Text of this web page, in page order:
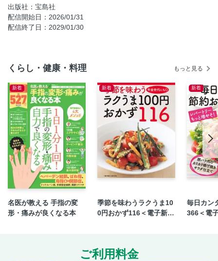
万能な収納を叶える日用品 魅力たっぷりなカゴの活用術
暮らし上手なインフルエンサーに聞いた ５大人気ブランド
の賢い名品
暮らしに役立つ“プチストレス”や“なんとなく不便”を解消す
るモノ
全国のショップスタッフのお墨付き プロが教えるとってお
き民藝品
素敵な人を夢中にさせる愛用品
出版社：宝島社
配信開始日：2026/01/31
配信終了日：2029/01/30
くらし・健康・料理 もっと見る
新着
名医が教える 手指の変
形・痛みが良くなる本
新着
季節を味わうラクうま10
0円おかず116＜電子新版
新着
毎日カン
366＜電
ご利用料金